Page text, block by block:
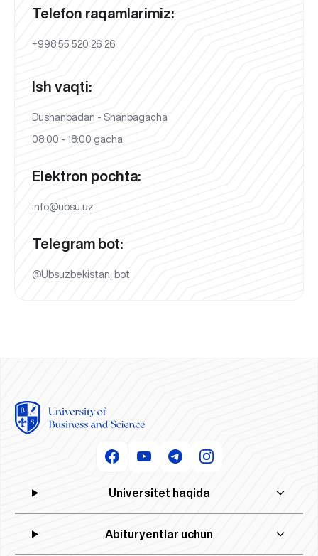
Telefon raqamlarimiz:
+998 55 520 26 26
Ish vaqti:
Dushanbadan - Shanbagacha
08:00 - 18:00 gacha
Elektron pochta:
info@ubsu.uz
Telegram bot:
@Ubsuzbekistan_bot
Universitet haqida
Abituryentlar uchun